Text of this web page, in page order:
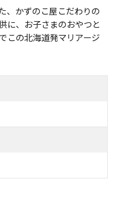
、かずのこ屋こだわりの
に、お子さまのおやつと
この北海道発マリアージ